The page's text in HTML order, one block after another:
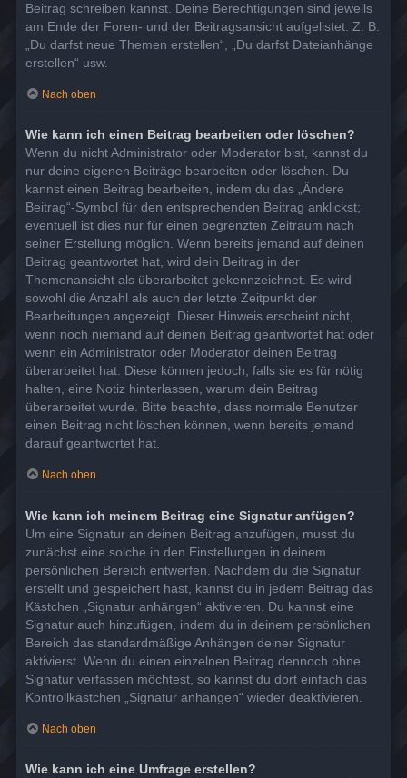
Beitrag schreiben kannst. Deine Berechtigungen sind jeweils
am Ende der Foren- und der Beitragsansicht aufgelistet. Z. B.
„Du darfst neue Themen erstellen“, „Du darfst Dateianhänge
erstellen“ usw.
Nach oben
Wie kann ich einen Beitrag bearbeiten oder löschen?
Wenn du nicht Administrator oder Moderator bist, kannst du
nur deine eigenen Beiträge bearbeiten oder löschen. Du
kannst einen Beitrag bearbeiten, indem du das „Ändere
Beitrag“-Symbol für den entsprechenden Beitrag anklickst;
eventuell ist dies nur für einen begrenzten Zeitraum nach
seiner Erstellung möglich. Wenn bereits jemand auf deinen
Beitrag geantwortet hat, wird dein Beitrag in der
Themenansicht als überarbeitet gekennzeichnet. Es wird
sowohl die Anzahl als auch der letzte Zeitpunkt der
Bearbeitungen angezeigt. Dieser Hinweis erscheint nicht,
wenn noch niemand auf deinen Beitrag geantwortet hat oder
wenn ein Administrator oder Moderator deinen Beitrag
überarbeitet hat. Diese können jedoch, falls sie es für nötig
halten, eine Notiz hinterlassen, warum dein Beitrag
überarbeitet wurde. Bitte beachte, dass normale Benutzer
einen Beitrag nicht löschen können, wenn bereits jemand
darauf geantwortet hat.
Nach oben
Wie kann ich meinem Beitrag eine Signatur anfügen?
Um eine Signatur an deinen Beitrag anzufügen, musst du
zunächst eine solche in den Einstellungen in deinem
persönlichen Bereich entwerfen. Nachdem du die Signatur
erstellt und gespeichert hast, kannst du in jedem Beitrag das
Kästchen „Signatur anhängen“ aktivieren. Du kannst eine
Signatur auch hinzufügen, indem du in deinem persönlichen
Bereich das standardmäßige Anhängen deiner Signatur
aktivierst. Wenn du einen einzelnen Beitrag dennoch ohne
Signatur verfassen möchtest, so kannst du dort einfach das
Kontrollkästchen „Signatur anhängen“ wieder deaktivieren.
Nach oben
Wie kann ich eine Umfrage erstellen?